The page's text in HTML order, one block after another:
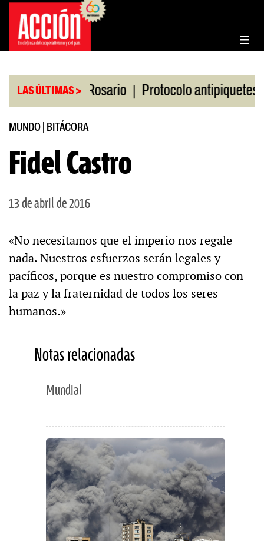
Saltar
contenido
LAS ÚLTIMAS >
la Bolsa de Rosario | Protocolo antipiquetes |
MUNDO BITÁCORA
Fidel Castro
13 de abril de 2016
«No necesitamos que el imperio nos regale
nada. Nuestros esfuerzos serán legales y
pacíficos, porque es nuestro compromiso con
la paz y la fraternidad de todos los seres
humanos.»
Notas relacionadas
Mundial